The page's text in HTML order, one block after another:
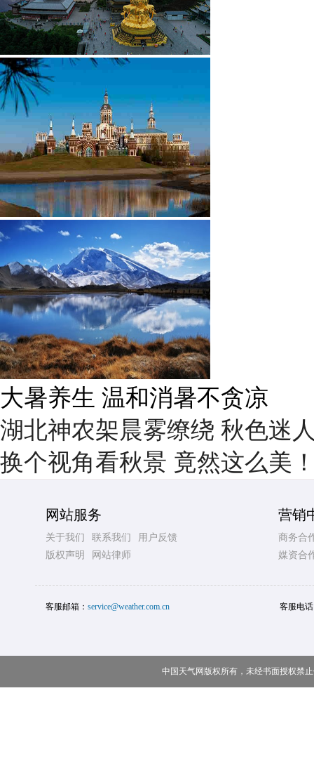
雨后峨眉沟壑尽显 金顶显真
湖北神农架晨雾缭绕 秋色迷
换个视角看秋景 竟然这么美
网站服务
关于我们 联系我们
用户反馈
版权声明
网站律师
营销
商务合
媒资合
客服邮箱： service@weather.com.cn 客服电
中国天气网版权所有，未经书面授权